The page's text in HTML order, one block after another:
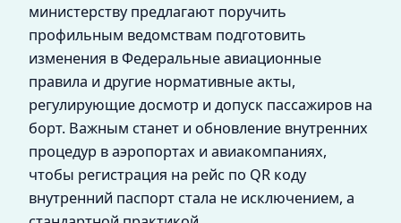
министерству предлагают поручить
профильным ведомствам подготовить
изменения в Федеральные авиационные
правила и другие нормативные акты,
регулирующие досмотр и допуск пассажиров на
борт. Важным станет и обновление внутренних
процедур в аэропортах и авиакомпаниях,
чтобы регистрация на рейс по QR коду
внутренний паспорт стала не исключением, а